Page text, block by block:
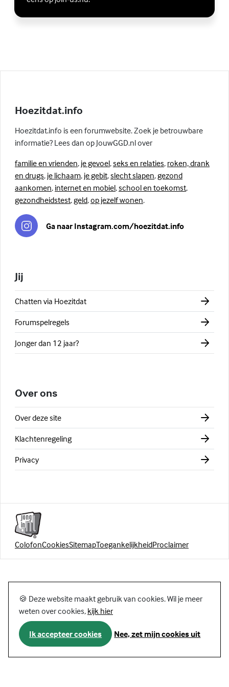
Hoezitdat.info
Hoezitdat.info is een forumwebsite. Zoek je betrouwbare
informatie? Lees dan op JouwGGD.nl over
familie en vrienden, je gevoel,seks en relaties, roken, drank
en drugs, je lichaam, je gebit,slecht slapen,gezond
aankomen, internet en mobiel,school en toekomst,
gezondheidstest,geld,op jezelf wonen.
Ga naar Instagram.com/hoezitdat.info
Jij
Chatten via Hoezitdat
Forumspelregels
Jonger dan 12 jaar?
Over ons
Over deze site
Klachtenregeling
Privacy
ColofonCookiesSitemapToegankelijkheidProclaimer
🍪 Deze website maakt gebruik van cookies. Wil je meer
weten over cookies, kijk hier
Ik accepteer cookies Nee, zet mijn cookies uit